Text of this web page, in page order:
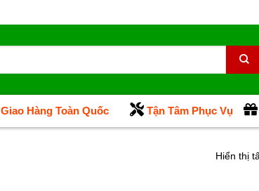
Giao Hàng Toàn Quốc Tận Tâm Phục Vụ
Hiển thị